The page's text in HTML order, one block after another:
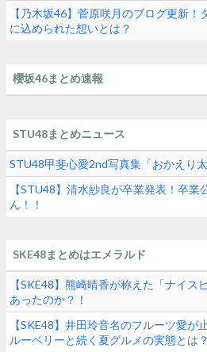
【乃木坂46】菅原咲月のブログ更新！
に込められた想いとは？
櫻坂46まとめ速報
STU48まとめニュース
STU48甲斐心愛2nd写真集「おかえり
【STU48】清水紗良が卒業発表！卒
ん！！
SKE48まとめはエメラルド
【SKE48】熊崎晴香が称えた「ナイ
あったのか？！
【SKE48】井田玲音名のフルーツ愛
ルーベリーと続く夏グルメの実態とは？